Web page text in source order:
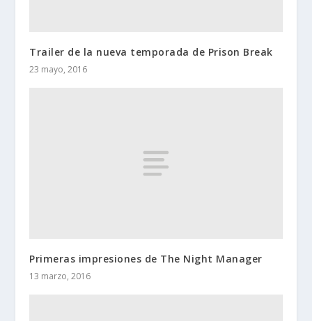
Trailer de la nueva temporada de Prison Break
23 mayo, 2016
Primeras impresiones de The Night Manager
13 marzo, 2016